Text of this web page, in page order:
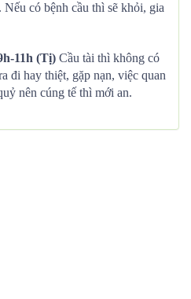
có bệnh cầu thì sẽ khỏi, gia
11h (Tị) Cầu tài thì không có
đi hay thiệt, gặp nạn, việc quan
nên cúng tế thì mới an.